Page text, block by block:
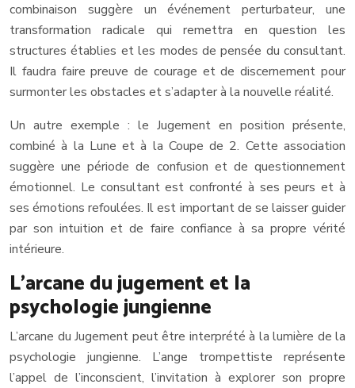
combinaison suggère un événement perturbateur, une
transformation radicale qui remettra en question les
structures établies et les modes de pensée du consultant.
Il faudra faire preuve de courage et de discernement pour
surmonter les obstacles et s’adapter à la nouvelle réalité.
Un autre exemple : le Jugement en position présente,
combiné à la Lune et à la Coupe de 2. Cette association
suggère une période de confusion et de questionnement
émotionnel. Le consultant est confronté à ses peurs et à
ses émotions refoulées. Il est important de se laisser guider
par son intuition et de faire confiance à sa propre vérité
intérieure.
L’arcane du jugement et la
psychologie jungienne
L’arcane du Jugement peut être interprété à la lumière de la
psychologie jungienne. L’ange trompettiste représente
l’appel de l’inconscient, l’invitation à explorer son propre